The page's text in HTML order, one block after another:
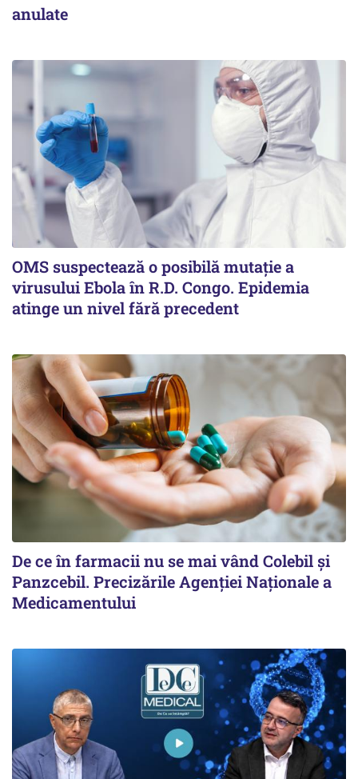
anulate
OMS suspectează o posibilă mutație a
virusului Ebola în R.D. Congo. Epidemia
atinge un nivel fără precedent
De ce în farmacii nu se mai vând Colebil și
Panzcebil. Precizările Agenției Naționale a
Medicamentului